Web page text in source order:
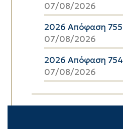
07/08/2026
2026 Απόφαση 755
07/08/2026
2026 Απόφαση 754
07/08/2026